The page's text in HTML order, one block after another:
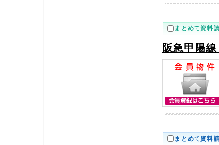
まとめて資料
阪急甲陽
まとめて資料